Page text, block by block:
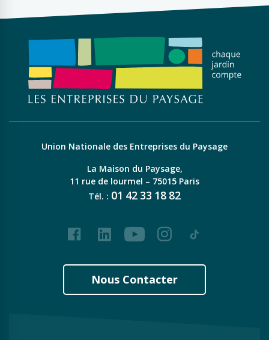
Union Nationale des Entreprises du Paysage
La Maison du Paysage,
11 rue de lourmel – 75015 Paris
Tél. : 01 42 33 18 82
FacebookLinkedInYoutubeInstagram
Tiktok
Nous Contacter